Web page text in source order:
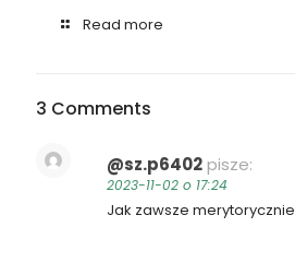
Read more
3 Comments
@sz.p6402pisze:
2023-11-02 o 17:24
Jak zawsze merytorycznie